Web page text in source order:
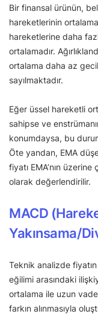
Bir finansal ürünün,
hareketlerinin
hareketlerine daha
ortalamadır.
ortalama daha az
sayılmaktadır.
Eğer üssel hareketli
sahipse ve
konumdaysa, bu
Öte yandan, EMA
fiyatı EMA’nın
olarak değerlendirilir.
MACD
Yakınsama/
Teknik analizde
eğilimi arasındaki
ortalama ile uzun
farkın alınmasıyla